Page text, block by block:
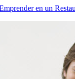
en un